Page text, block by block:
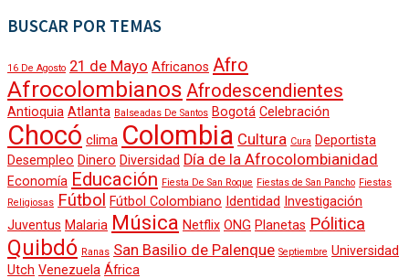
REVISTA DE PRENSA
URBANISMO
ECONOMÍA
DEPORTES
CULTURA Y DIVERSIDAD
ANALISIS Y OPINIÓN
EVENTOS
CALENDARIO
HISTORIAS Y PUEBLOS
TIGO RADIO
BUSCAR POR TEMAS
16 De Agosto 21 de Mayo Africanos Afro
Afrocolombianos Afrodescendientes
Antioquia Atlanta Balseadas De Santos Bogotá Celebración
Chocó clima Colombia Cultura Cura Deportista
Desempleo Dinero Diversidad Día de la Afrocolombianidad
Economía Educación Fiesta De San Roque Fiestas de San Pancho Fiestas
Religiosas Fútbol Fútbol Colombiano Identidad
Investigación
Juventus Malaria Música Netflix ONG Planetas Pólitica
Quibdó Ranas San Basilio de Palenque Septiembre Universidad
Utch Venezuela África